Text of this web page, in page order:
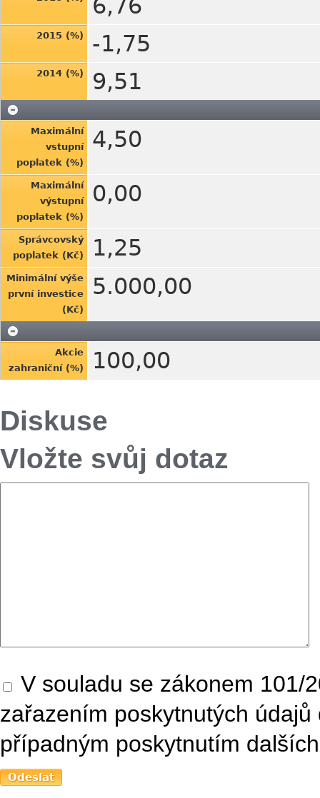
6,76
2015 (%) -1,75
2014 (%) 9,51
Maximální
vstupní
poplatek (%)
4,50
Maximální
výstupní
poplatek (%)
0,00
Správcovský
poplatek (Kč)
1,25
Minimální výše
první investice
(Kč)
5.000,00
Akcie
zahraniční (%)
100,00
Diskuse
Vložte svůj dotaz
V souladu se zákonem 101/
zařazením poskytnutých
případným poskytnutím